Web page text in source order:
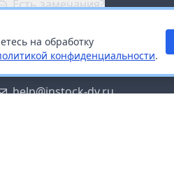
на обработку
конфиденциальности.
Есть замечания?
Заказать звонок
help@instock-dv.ru